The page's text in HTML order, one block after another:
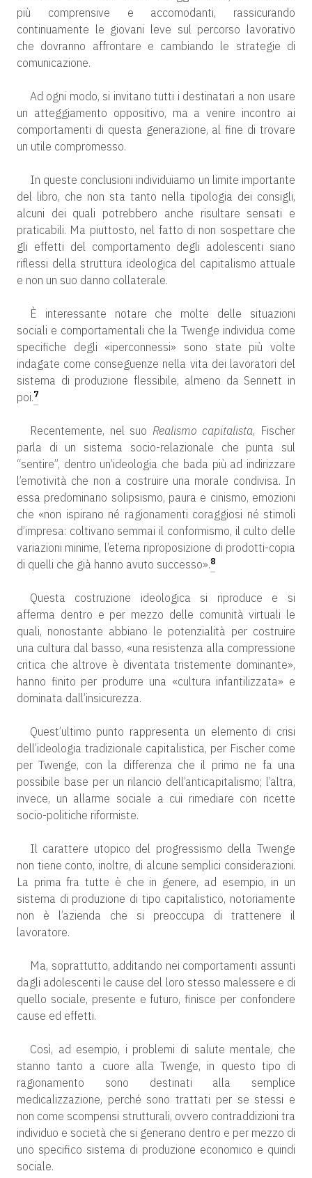
più comprensive e accomodanti, rassicurando
continuamente le giovani leve sul percorso lavorativo
che dovranno affrontare e cambiando le strategie di
comunicazione.
Ad ogni modo, si invitano tutti i destinatari a non usare
un atteggiamento oppositivo, ma a venire incontro ai
comportamenti di questa generazione, al fine di trovare
un utile compromesso.
In queste conclusioni individuiamo un limite importante
del libro, che non sta tanto nella tipologia dei consigli,
alcuni dei quali potrebbero anche risultare sensati e
praticabili. Ma piuttosto, nel fatto di non sospettare che
gli effetti del comportamento degli adolescenti siano
riflessi della struttura ideologica del capitalismo attuale
e non un suo danno collaterale.
È interessante notare che molte delle situazioni
sociali e comportamentali che la Twenge individua come
specifiche degli «iperconnessi» sono state più volte
indagate come conseguenze nella vita dei lavoratori del
sistema di produzione flessibile, almeno da Sennett in
poi.7
Recentemente, nel suo Realismo capitalista, Fischer
parla di un sistema socio-relazionale che punta sul
“sentire”, dentro un’ideologia che bada più ad indirizzare
l’emotività che non a costruire una morale condivisa. In
essa predominano solipsismo, paura e cinismo, emozioni
che «non ispirano né ragionamenti coraggiosi né stimoli
d’impresa: coltivano semmai il conformismo, il culto delle
variazioni minime, l’eterna riproposizione di prodotti-copia
di quelli che già hanno avuto successo».8
Questa costruzione ideologica si riproduce e si
afferma dentro e per mezzo delle comunità virtuali le
quali, nonostante abbiano le potenzialità per costruire
una cultura dal basso, «una resistenza alla compressione
critica che altrove è diventata tristemente dominante»,
hanno finito per produrre una «cultura infantilizzata» e
dominata dall’insicurezza.
Quest’ultimo punto rappresenta un elemento di crisi
dell’ideologia tradizionale capitalistica, per Fischer come
per Twenge, con la differenza che il primo ne fa una
possibile base per un rilancio dell’anticapitalismo; l’altra,
invece, un allarme sociale a cui rimediare con ricette
socio-politiche riformiste.
Il carattere utopico del progressismo della Twenge
non tiene conto, inoltre, di alcune semplici considerazioni.
La prima fra tutte è che in genere, ad esempio, in un
sistema di produzione di tipo capitalistico, notoriamente
non è l’azienda che si preoccupa di trattenere il
lavoratore.
Ma, soprattutto, additando nei comportamenti assunti
dagli adolescenti le cause del loro stesso malessere e di
quello sociale, presente e futuro, finisce per confondere
cause ed effetti.
Così, ad esempio, i problemi di salute mentale, che
stanno tanto a cuore alla Twenge, in questo tipo di
ragionamento sono destinati alla semplice
medicalizzazione, perché sono trattati per se stessi e
non come scompensi strutturali, ovvero contraddizioni tra
individuo e società che si generano dentro e per mezzo di
uno specifico sistema di produzione economico e quindi
sociale.